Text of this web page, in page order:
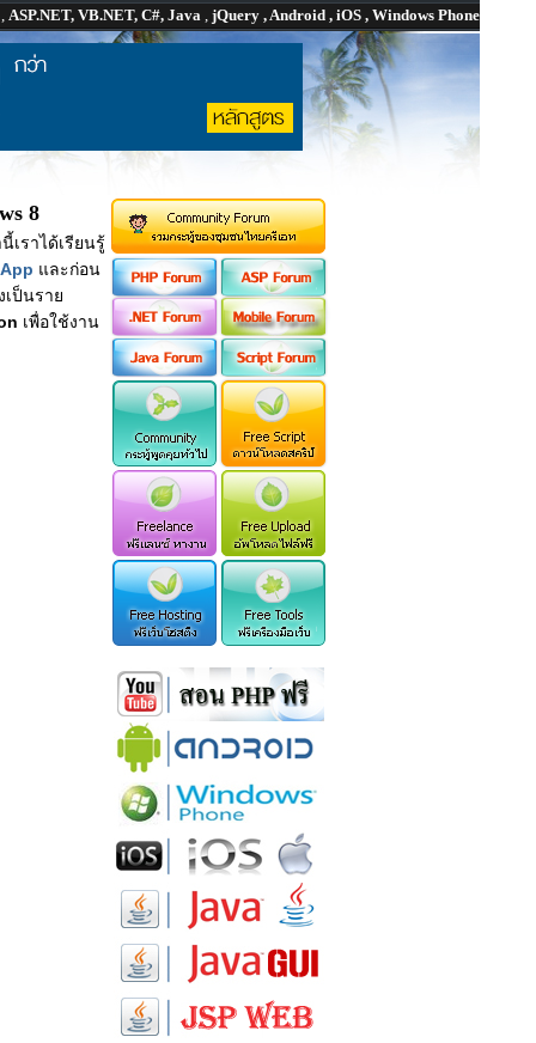
, ASP.NET, VB.NET, C#, Java , jQuery , Android , iOS , Windows Phone
8
ราได้เรียนรู้
และก่อน
ป็นราย
เพื่อใช้งาน